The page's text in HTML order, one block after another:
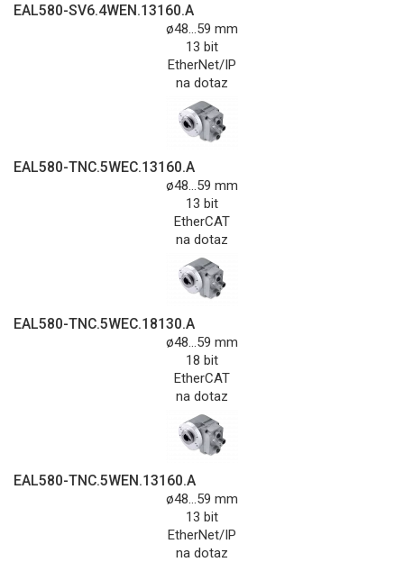
EAL580-SV6.4WEN.13160.A
ø48...59 mm
13 bit
EtherNet/IP
na dotaz
EAL580-TNC.5WEC.13160.A
ø48...59 mm
13 bit
EtherCAT
na dotaz
EAL580-TNC.5WEC.18130.A
ø48...59 mm
18 bit
EtherCAT
na dotaz
EAL580-TNC.5WEN.13160.A
ø48...59 mm
13 bit
EtherNet/IP
na dotaz